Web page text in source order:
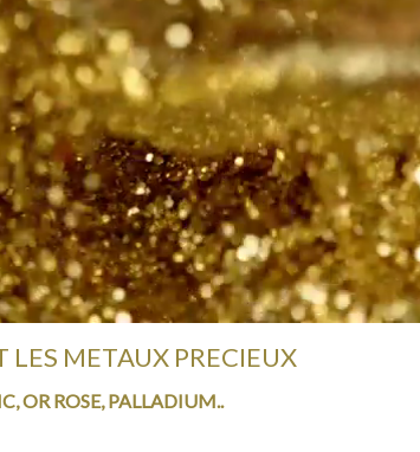
LES METAUX PRECIEUX
OR ROSE, PALLADIUM..